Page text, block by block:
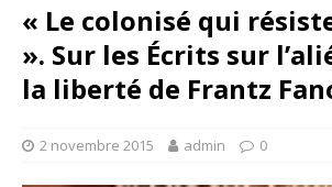
« Le colonisé qui
». Sur les Écrits sur
la liberté de Frantz
2 novembre 2015 admin 0